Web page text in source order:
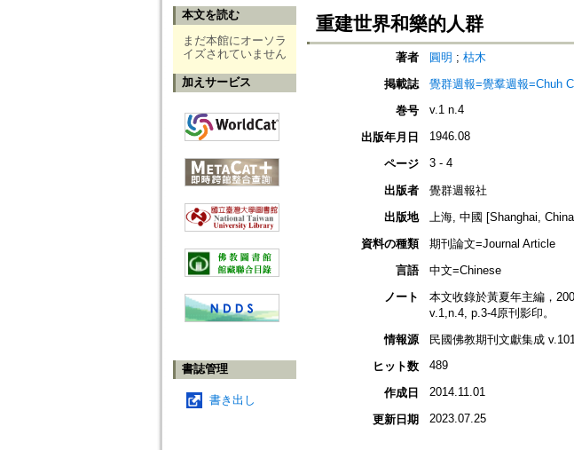
本文を読む
まだ本館にオーソラ
イズされていません
加えサービス
書誌管理
書き出し
重建世界和樂的人群
著者 圓明 ; 枯木
掲載誌
覺群週報=覺羣週報=Chuh
巻号
v.1 n.4
出版年月日 1946.08
ページ 3 - 4
出版者
覺群週報社
出版地
上海, 中國 [Shanghai,
資料の種類
期刊論文=Journal Article
言語
中文=Chinese
ノート
本文收錄於黃夏年主編，
v.1,n.4, p.3-4原刊影印。
情報源
民國佛教期刊文獻集成
ヒット数
489
作成日 2014.11.01
更新日期 2023.07.25